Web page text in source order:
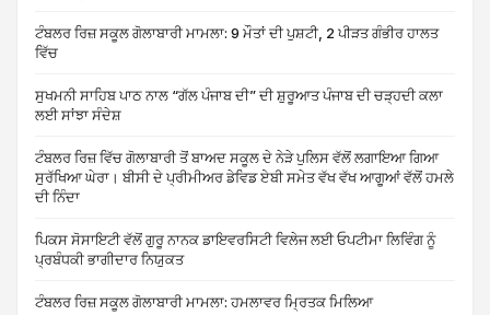
ਟੰਬਲਰ ਰਿਜ਼ ਸਕੂਲ ਗੋਲਾਬਾਰੀ ਮਾਮਲਾ: 9 ਮੌਤਾਂ ਦੀ ਪੁਸ਼ਟੀ, 2 ਪੀੜਤ ਗੰਭੀਰ ਹਾਲਤ
ਵਿੱਚ
ਸੁਖਮਨੀ ਸਾਹਿਬ ਪਾਠ ਨਾਲ “ਗੱਲ ਪੰਜਾਬ ਦੀ” ਦੀ ਸ਼ੁਰੂਆਤ ਪੰਜਾਬ ਦੀ ਚੜ੍ਹਦੀ ਕਲਾ
ਲਈ ਸਾਂਝਾ ਸੰਦੇਸ਼
ਟੰਬਲਰ ਰਿਜ਼ ਵਿੱਚ ਗੋਲਾਬਾਰੀ ਤੋਂ ਬਾਅਦ ਸਕੂਲ ਦੇ ਨੇੜੇ ਪੁਲਿਸ ਵੱਲੋਂ ਲਗਾਇਆ ਗਿਆ
ਸੁਰੱਖਿਆ ਘੇਰਾ। ਬੀਸੀ ਦੇ ਪ੍ਰੀਮੀਅਰ ਡੇਵਿਡ ਏਬੀ ਸਮੇਤ ਵੱਖ ਵੱਖ ਆਗੂਆਂ ਵੱਲੋਂ ਹਮਲੇ
ਦੀ ਨਿੰਦਾ
ਪਿਕਸ ਸੋਸਾਇਟੀ ਵੱਲੋਂ ਗੁਰੂ ਨਾਨਕ ਡਾਇਵਰਸਿਟੀ ਵਿਲੇਜ ਲਈ ਓਪਟੀਮਾ ਲਿਵਿੰਗ ਨੂੰ
ਪ੍ਰਬੰਧਕੀ ਭਾਗੀਦਾਰ ਨਿਯੁਕਤ
ਟੰਬਲਰ ਰਿਜ਼ ਸਕੂਲ ਗੋਲਾਬਾਰੀ ਮਾਮਲਾ: ਹਮਲਾਵਰ ਮ੍ਰਿਤਕ ਮਿਲਿਆ